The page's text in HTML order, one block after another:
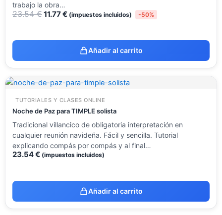
trabajo la obra…
23.54€11.77€ (impuestos incluidos) -50%
Añadir al carrito
TUTORIALES Y CLASES ONLINE
Noche de Paz para TIMPLE solista
Tradicional villancico de obligatoria interpretación en
cualquier reunión navideña. Fácil y sencilla. Tutorial
explicando compás por compás y al final…
23.54€ (impuestos incluidos)
Añadir al carrito